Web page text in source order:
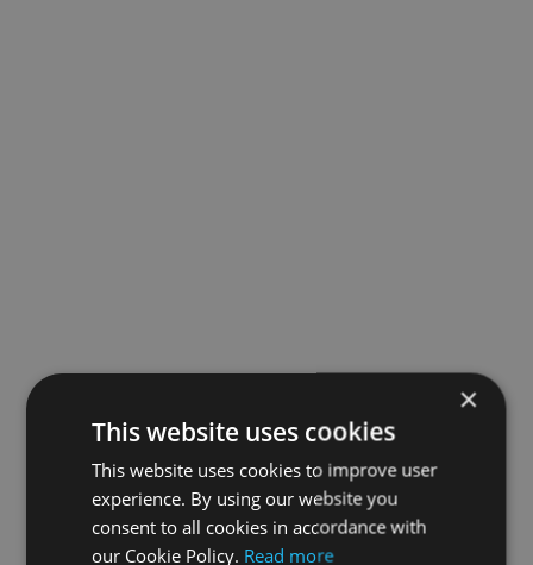
×
This website uses cookies
This website uses cookies to improve user
experience. By using our website you
consent to all cookies in accordance with
our Cookie Policy. Read more